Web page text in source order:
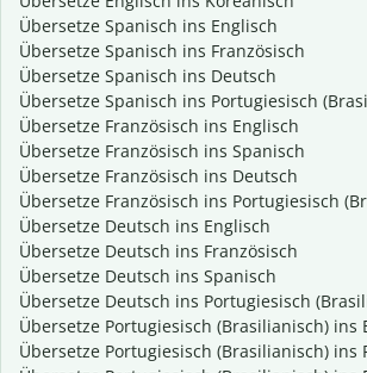
Übersetze Spanisch ins Englisch
Übersetze Spanisch ins Französisch
Übersetze Spanisch ins Deutsch
Übersetze Spanisch ins Portugiesisch
Übersetze Französisch ins Englisch
Übersetze Französisch ins Spanisch
Übersetze Französisch ins Deutsch
Übersetze Französisch ins Portugiesisch
Übersetze Deutsch ins Englisch
Übersetze Deutsch ins Französisch
Übersetze Deutsch ins Spanisch
Übersetze Deutsch ins Portugiesisch
Übersetze Portugiesisch (Brasilianisch) ins
Übersetze Portugiesisch (Brasilianisch) ins